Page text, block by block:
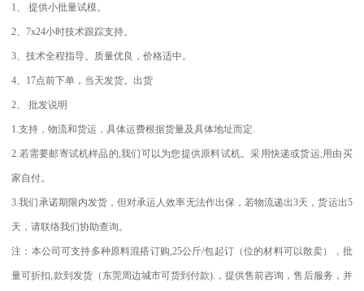
1、提供小批量试模。
2、7x24小时技术跟踪支持。
3、技术全程指导。质量优良，价格适中。
4、 17点前下单，当天发货。出货
2、批发说明
1.支持，物流和货运，具体运费根据货量及具体地址而定.
2.若需要邮寄试机样品的,我们可以为您提供原料试机。采用快递或货运,用由买
家自付。
3.我们承诺期限内发货，但对承运人效率无法作出保，若物流递出3天，货运出5
天，请联络我们协助查询。
注：本公司可支持多种原料混搭订购,25公斤/包起订（位的材料可以散卖），批
量可折扣,款到发货（东莞周边城市可货到付款). ，提供售前咨询，售后服务，并